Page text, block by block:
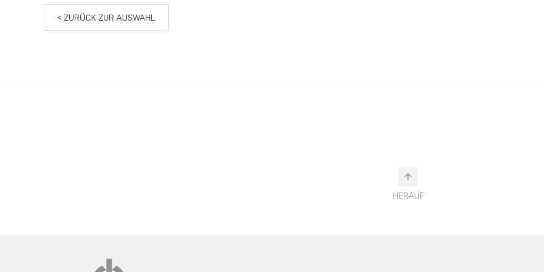
< ZURÜCK ZUR AUSWAHL
HERAUF